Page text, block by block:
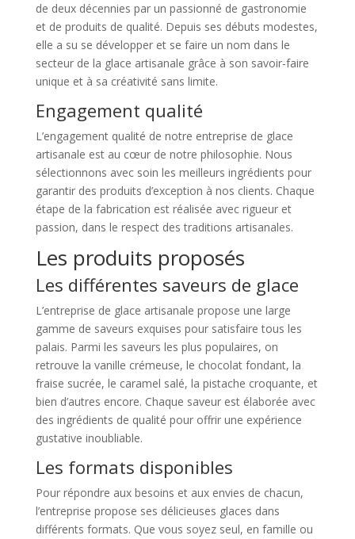
de deux décennies par un passionné de gastronomie
et de produits de qualité. Depuis ses débuts modestes,
elle a su se développer et se faire un nom dans le
secteur de la glace artisanale grâce à son savoir-faire
unique et à sa créativité sans limite.
Engagement qualité
L’engagement qualité de notre entreprise de glace
artisanale est au cœur de notre philosophie. Nous
sélectionnons avec soin les meilleurs ingrédients pour
garantir des produits d’exception à nos clients. Chaque
étape de la fabrication est réalisée avec rigueur et
passion, dans le respect des traditions artisanales.
Les produits proposés
Les différentes saveurs de glace
L’entreprise de glace artisanale propose une large
gamme de saveurs exquises pour satisfaire tous les
palais. Parmi les saveurs les plus populaires, on
retrouve la vanille crémeuse, le chocolat fondant, la
fraise sucrée, le caramel salé, la pistache croquante, et
bien d’autres encore. Chaque saveur est élaborée avec
des ingrédients de qualité pour offrir une expérience
gustative inoubliable.
Les formats disponibles
Pour répondre aux besoins et aux envies de chacun,
l’entreprise propose ses délicieuses glaces dans
différents formats. Que vous soyez seul, en famille ou